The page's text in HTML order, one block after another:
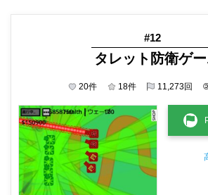
#12
タレット防衛ゲ
20件 18件 11,273回